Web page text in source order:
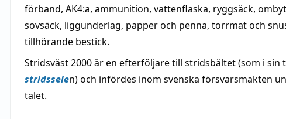
förband, AK4:a, ammunition, vattenflaska, ryggsäck,
sovsäck, liggunderlag, papper och penna, torrmat och
tillhörande bestick.
Stridsväst 2000 är en efterföljare till stridsbältet (som i sin
stridsselen) och infördes inom svenska försvarsmakten
talet.